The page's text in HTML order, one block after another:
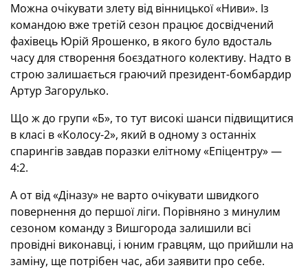
Можна очікувати злету від вінницької «Ниви». Із
командою вже третій сезон працює досвідчений
фахівець Юрій Ярошенко, в якого було вдосталь
часу для створення боєздатного колективу. Надто в
строю залишається граючий президент-бомбардир
Артур Загорулько.
Що ж до групи «Б», то тут високі шанси підвищитися
в класі в «Колосу-2», який в одному з останніх
спарингів завдав поразки елітному «Епіцентру» —
4:2.
А от від «Діназу» не варто очікувати швидкого
повернення до першої ліги. Порівняно з минулим
сезоном команду з Вишгорода залишили всі
провідні виконавці, і юним гравцям, що прийшли на
заміну, ще потрібен час, аби заявити про себе.